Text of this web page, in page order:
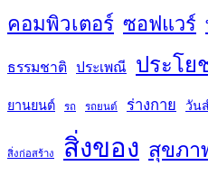
คอมพิวเตอร์ ซอฟแวร์
ธรรมชาติ ประเพณี ประโย
ยานยนต์ รถ รถยนต์ ร่างกาย วัน
สิ่งก่อสร้าง สิ่งของ สุขภา